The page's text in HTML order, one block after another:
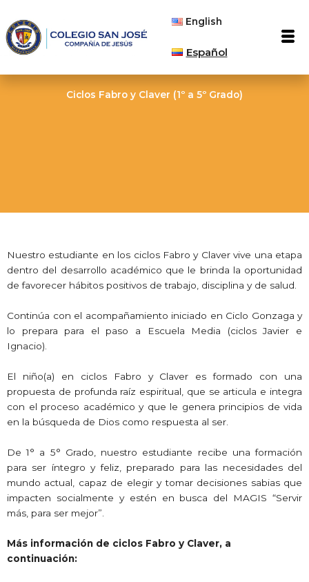
contenido
English
Español
Ciclos Fabro y Claver (1º a 5º Grado)
Nuestro estudiante en los ciclos Fabro y Claver vive una etapa
dentro del desarrollo académico que le brinda la oportunidad
de favorecer hábitos positivos de trabajo, disciplina y de salud.
Continúa con el acompañamiento iniciado en Ciclo Gonzaga y
lo prepara para el paso a Escuela Media (ciclos Javier e
Ignacio).
El niño(a) en ciclos Fabro y Claver es formado con una
propuesta de profunda raíz espiritual, que se articula e integra
con el proceso académico y que le genera principios de vida
en la búsqueda de Dios como respuesta al ser.
De 1° a 5° Grado, nuestro estudiante recibe una formación
para ser íntegro y feliz, preparado para las necesidades del
mundo actual, capaz de elegir y tomar decisiones sabias que
impacten socialmente y estén en busca del MAGIS “Servir
más, para ser mejor”.
Más información de ciclos Fabro y Claver, a
continuación: